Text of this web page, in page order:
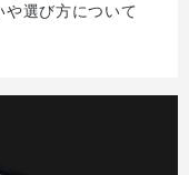
や選び方について